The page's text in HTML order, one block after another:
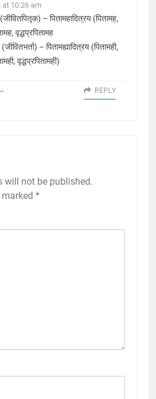
at 10:26 am
– पितामहादित्रय (पितामह,
वृद्धप्रपितामह
– पितामह्यादित्रय (पितामही,
वृद्धप्रपितामही)
REPLY
will not be published.
*